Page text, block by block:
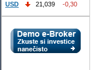
USD
21,039 -0,30